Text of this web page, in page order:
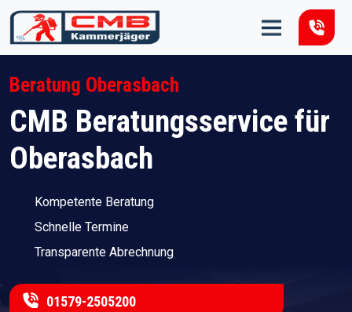
Zum Inhalt springen
Beratung Oberasbach
CMB Beratungsservice für
Oberasbach
Kompetente Beratung
Schnelle Termine
Transparente Abrechnung
01579-2505200